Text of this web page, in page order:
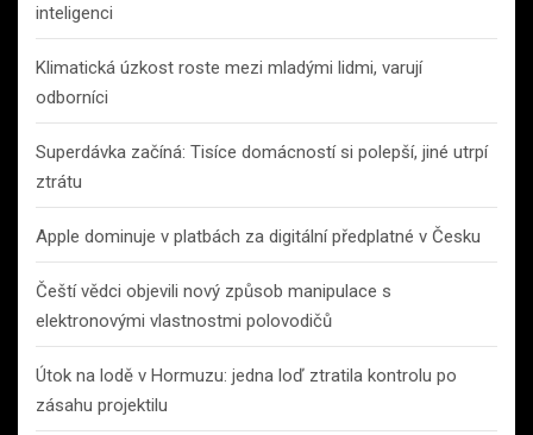
inteligenci
Klimatická úzkost roste mezi mladými lidmi, varují
odborníci
Superdávka začíná: Tisíce domácností si polepší, jiné utrpí
ztrátu
Apple dominuje v platbách za digitální předplatné v Česku
Čeští vědci objevili nový způsob manipulace s
elektronovými vlastnostmi polovodičů
Útok na lodě v Hormuzu: jedna loď ztratila kontrolu po
zásahu projektilu